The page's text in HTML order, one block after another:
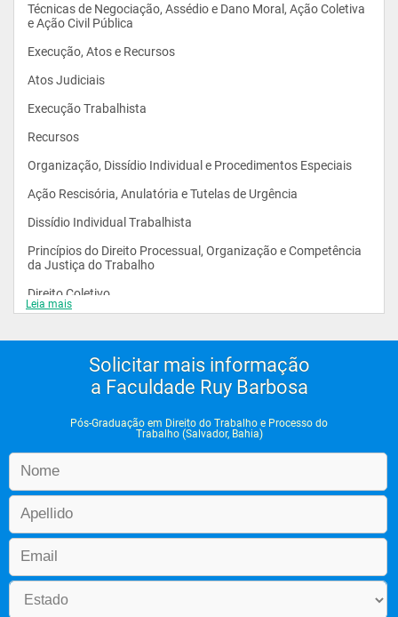
Técnicas de Negociação, Assédio e Dano Moral, Ação Coletiva
e Ação Civil Pública
Execução, Atos e Recursos
Atos Judiciais
Execução Trabalhista
Recursos
Organização, Dissídio Individual e Procedimentos Especiais
Ação Rescisória, Anulatória e Tutelas de Urgência
Dissídio Individual Trabalhista
Princípios do Direito Processual, Organização e Competência
da Justiça do Trabalho
Direito Coletivo
Representação Coletiva de Trabalho
Dilemas do Trabalho e Responsabilidade Civil no Direito do
Trabalho
Greve
Princípios Constitucionais e de Direito Material do Trabalho
Contrato de Trabalho e Complexo Salarial
Complexo Salarial
Contrato de Trabalho e Contrato de Emprego
Leia mais
Solicitar mais informação
a Faculdade Ruy Barbosa
Pós-Graduação em Direito do Trabalho e Processo do
Trabalho (Salvador, Bahia)